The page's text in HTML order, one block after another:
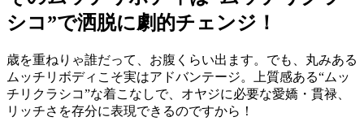
シコ”で洒脱に劇的チェンジ！
歳を重ねりゃ誰だって、お腹くらい出ます。でも、丸みある
ムッチリボディこそ実はアドバンテージ。上質感ある“ムッ
チリクラシコ”な着こなしで、オヤジに必要な愛嬌・貫禄、
リッチさを存分に表現できるのですから！